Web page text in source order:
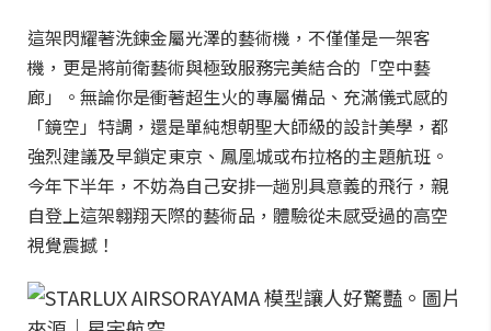
這架閃耀著洗鍊金屬光澤的藝術機，不僅僅是一架客
機，更是將前衛藝術與極致服務完美結合的「空中藝
廊」。無論你是衝著超生火的專屬備品、充滿儀式感的
「鏡空」特調，還是單純想朝聖大師級的設計美學，都
強烈建議及早鎖定東京、鳳凰城或布拉格的主題航班。
今年下半年，不妨為自己安排一趟別具意義的飛行，親
自登上這架翱翔天際的藝術品，體驗從未感受過的高空
視覺震撼！